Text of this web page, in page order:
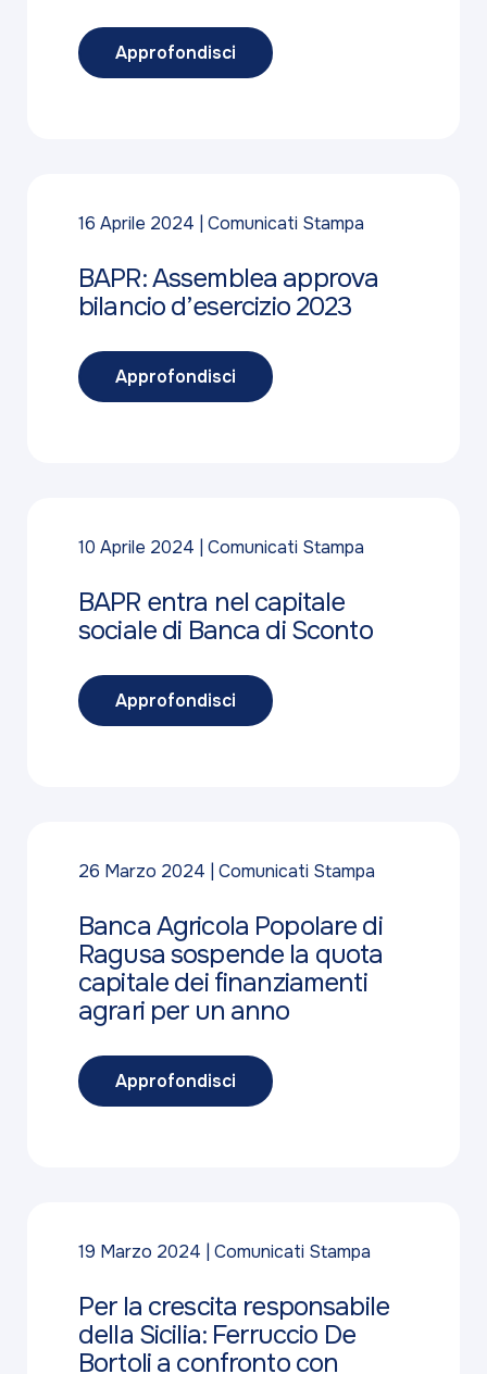
Approfondisci
16 Aprile 2024 Comunicati Stampa
BAPR: Assemblea approva
bilancio d’esercizio 2023
Approfondisci
10 Aprile 2024 Comunicati Stampa
BAPR entra nel capitale
sociale di Banca di Sconto
Approfondisci
26 Marzo 2024 Comunicati Stampa
Banca Agricola Popolare di
Ragusa sospende la quota
capitale dei finanziamenti
agrari per un anno
Approfondisci
19 Marzo 2024 Comunicati Stampa
Per la crescita responsabile
della Sicilia: Ferruccio De
Bortoli a confronto con